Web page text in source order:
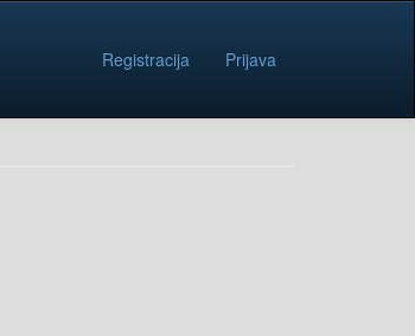
Registracija Prijava